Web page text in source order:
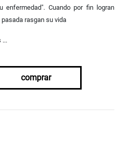
enfermedad". Cuando por fin logran
rasgan su vida
...
comprar